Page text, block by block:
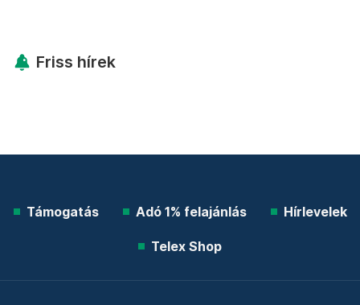
Friss hírek
Támogatás Adó 1% felajánlás Hírlevelek
Telex Shop